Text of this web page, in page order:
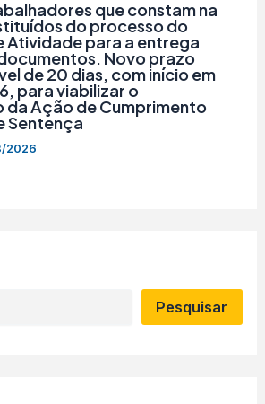
que constam na
do processo do
Atividade para a entrega
Novo prazo
de 20 dias, com início em
para viabilizar o
da Ação de Cumprimento
Sentença
2026
Pesquisar